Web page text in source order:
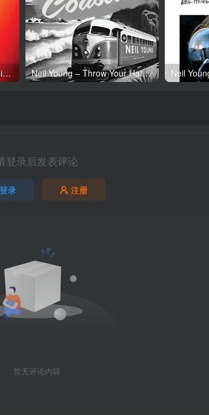
Neil Young – Tonight’s the Night (50th Anniversary)(093624835097)【24bit／192.0kHz】土耳其区 Neil Young – Throw Your Hatred Down (Live) – Single(054391239273)【24bit／96.0kHz】土耳其区
登录后发表评论
登录 注册
暂无评论内容